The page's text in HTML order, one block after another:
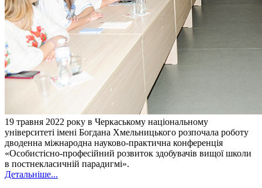
19 травня 2022 року в Черкаському національному
університеті імені Богдана Хмельницького розпочала роботу
дводенна міжнародна науково-практична конференція
«Особистісно-професійний розвиток здобувачів вищої школи
в постнекласичній парадигмі».
Детальніше...